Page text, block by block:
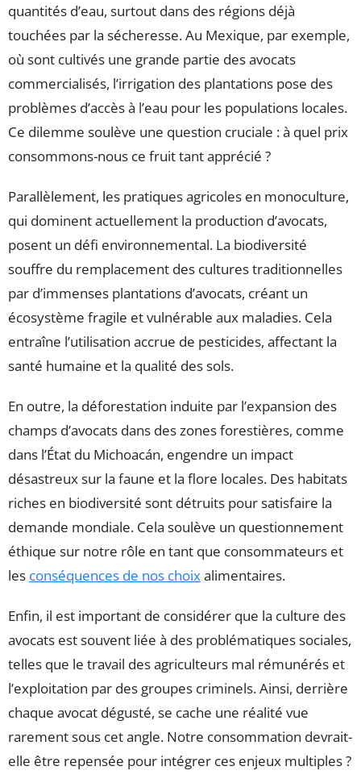
quantités d’eau, surtout dans des régions déjà
touchées par la sécheresse. Au Mexique, par exemple,
où sont cultivés une grande partie des avocats
commercialisés, l’irrigation des plantations pose des
problèmes d’accès à l’eau pour les populations locales.
Ce dilemme soulève une question cruciale : à quel prix
consommons-nous ce fruit tant apprécié ?
Parallèlement, les pratiques agricoles en monoculture,
qui dominent actuellement la production d’avocats,
posent un défi environnemental. La biodiversité
souffre du remplacement des cultures traditionnelles
par d’immenses plantations d’avocats, créant un
écosystème fragile et vulnérable aux maladies. Cela
entraîne l’utilisation accrue de pesticides, affectant la
santé humaine et la qualité des sols.
En outre, la déforestation induite par l’expansion des
champs d’avocats dans des zones forestières, comme
dans l’État du Michoacán, engendre un impact
désastreux sur la faune et la flore locales. Des habitats
riches en biodiversité sont détruits pour satisfaire la
demande mondiale. Cela soulève un questionnement
éthique sur notre rôle en tant que consommateurs et
les conséquences de nos choixalimentaires.
Enfin, il est important de considérer que la culture des
avocats est souvent liée à des problématiques sociales,
telles que le travail des agriculteurs mal rémunérés et
l’exploitation par des groupes criminels. Ainsi, derrière
chaque avocat dégusté, se cache une réalité vue
rarement sous cet angle. Notre consommation devrait-
elle être repensée pour intégrer ces enjeux multiples ?